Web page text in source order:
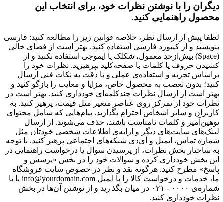
دیگران را با نوشتن نظرات خود، برای انتخاب این
محصول راهنمایی کنید.
لطفا پیش از ارسال نظر، خلاصه قوانین زیر را مطالعه کنید: فارسی
بنویسید و از کیبورد فارسی استفاده کنید. بهتر است از فضای خالی
(Space) بیش‌از‌حدِ معمول، شکلک یا ایموجی استفاده نکنید و از
کشیدن حروف یا کلمات با صفحه‌کلید بپرهیزید. نظرات خود را
براساس تجربه و استفاده‌ی عملی و با دقت به نکات فنی ارسال
کنید؛ بدون تعصب به محصول خاص، مزایا و معایب را بازگو کنید و
بهتر است از ارسال نظرات چندکلمه‌‌ای خودداری کنید. بهتر است در
نظرات خود از تمرکز روی عناصر متغیر مثل قیمت، پرهیز کنید. به
کاربران و سایر اشخاص احترام بگذارید. پیام‌هایی که شامل محتوای
توهین‌آمیز و کلمات نامناسب باشند، حذف می‌شوند. از ارسال
لینک‌های سایت‌های دیگر و ارایه‌ی اطلاعات شخصی خودتان مثل
شماره تماس، ایمیل و آی‌دی شبکه‌های اجتماعی پرهیز کنید. با توجه
به ساختار بخش نظرات، از پرسیدن سوال یا درخواست راهنمایی در
این بخش خودداری کرده و سوالات خود را در بخش «پرسش و
پاسخ» مطرح کنید. هرگونه نقد و نظر در خصوص سایت فروشگاه
ما، خدمات و درخواست کالا را با ایمیل info@yourdomain.com یا با
شماره‌ی ۰۰۰۰ - ۰۲۱ در میان بگذارید و از نوشتن آن‌ها در بخش
نظرات خودداری کنید.